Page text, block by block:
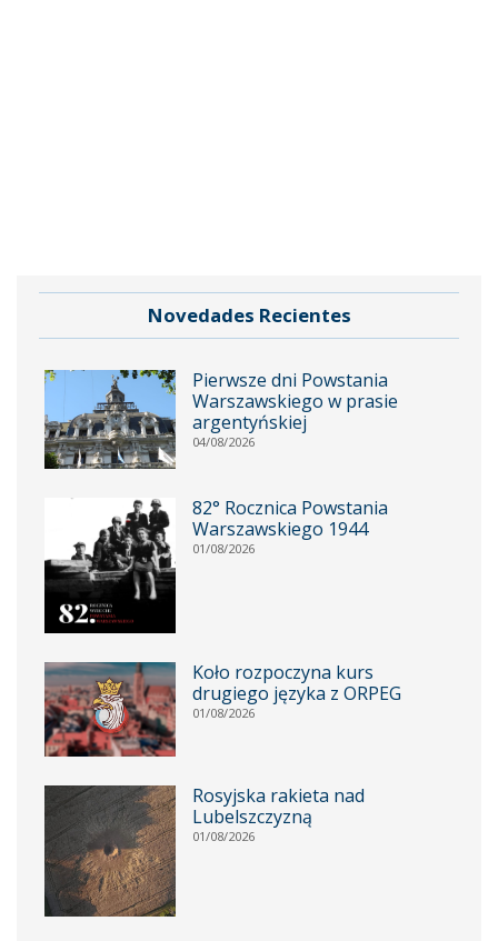
Novedades Recientes
Pierwsze dni Powstania
Warszawskiego w prasie
argentyńskiej
04/08/2026
82° Rocznica Powstania
Warszawskiego 1944
01/08/2026
Koło rozpoczyna kurs
drugiego języka z ORPEG
01/08/2026
Rosyjska rakieta nad
Lubelszczyzną
01/08/2026